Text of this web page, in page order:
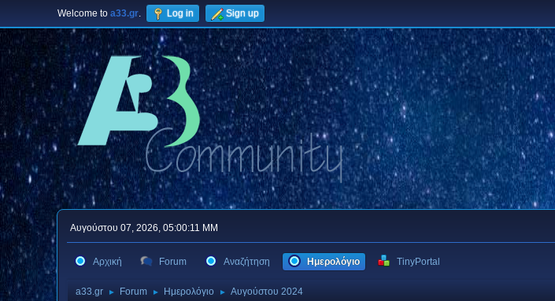
Welcome to a33.gr. Log in Sign up
Αυγούστου 07, 2026, 05:00:11 ΜΜ
Αρχική Forum Αναζήτηση Ημερολόγιο TinyPortal
a33.gr ► Forum ► Ημερολόγιο ► Αυγούστου 2024